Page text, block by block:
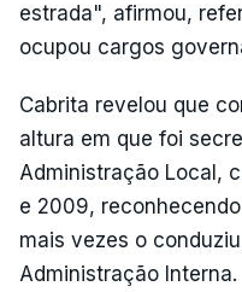
estrada", afirmou,
ocupou cargos
Cabrita revelou que
altura em que foi
Administração Local,
e 2009,
mais vezes o
Administração Interna.